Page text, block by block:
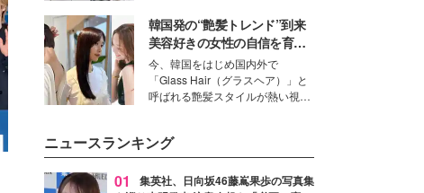
取締役兼クリエイティブディレク
ター・茅野しのぶ。一人ひとりの
個性に寄り添い、魅力を引き出す
衣装作りは、多くの女性たちに勇
気と自信を与え続けている。
韓国発の“艶髪トレンド”到来
美容好きの女性の自信を育む
「ヘアケア事情」って？
今、韓国をはじめ国内外で
「Glass Hair（グラスヘア）」と
呼ばれる艶髪スタイルが熱い視線
して、“髪そのものの美しさ”に改
めて注目する人が増えている様
子。今回は、そんな憧れの艶やか
ニュースランキング
01
集英社、日向坂46藤嶌果歩の写真集